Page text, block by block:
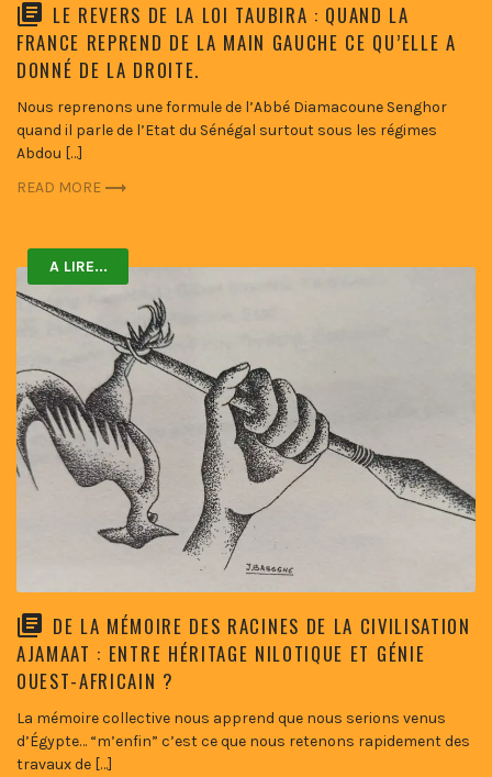
LE REVERS DE LA LOI TAUBIRA : QUAND LA
FRANCE REPREND DE LA MAIN GAUCHE CE QU’ELLE A
DONNÉ DE LA DROITE.
Nous reprenons une formule de l’Abbé Diamacoune Senghor
quand il parle de l’Etat du Sénégal surtout sous les régimes
Abdou […]
READ MORE
A LIRE...
DE LA MÉMOIRE DES RACINES DE LA CIVILISATION
AJAMAAT : ENTRE HÉRITAGE NILOTIQUE ET GÉNIE
OUEST-AFRICAIN ?
La mémoire collective nous apprend que nous serions venus
d’Égypte… “m’enfin” c’est ce que nous retenons rapidement des
travaux de […]